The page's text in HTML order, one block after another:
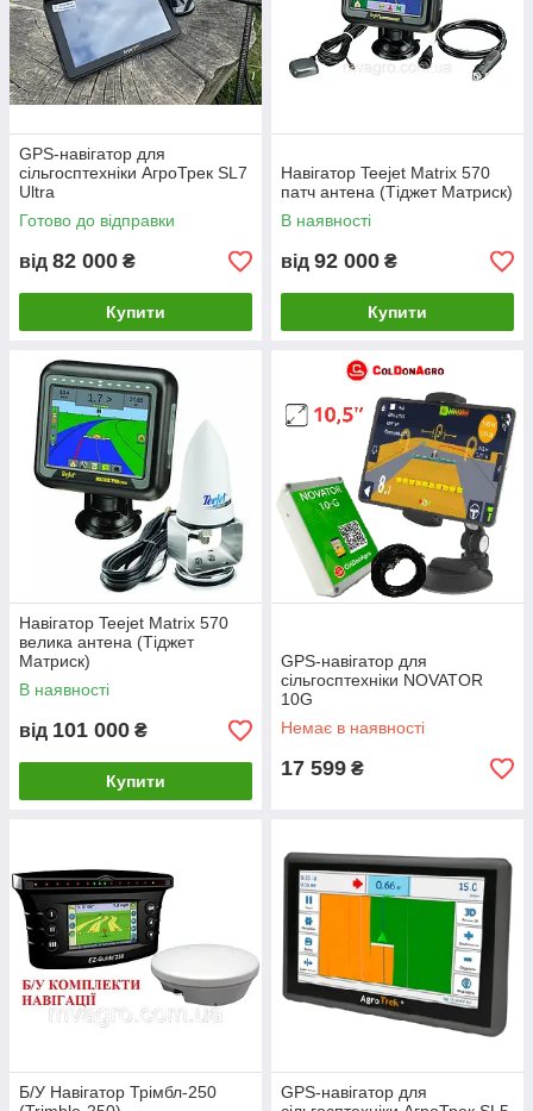
GPS-навігатор для
сільгосптехніки АгроТрек SL7
Ultra
Готово до відправки
від 82 000 ₴
Купити
Навігатор Teejet Matrix 570
патч антена (Тіджет Матриск)
В наявності
від 92 000 ₴
Купити
Навігатор Teejet Matrix 570
велика антена (Тіджет
Матриск)
В наявності
від 101 000 ₴
Купити
GPS-навігатор для
сільгосптехніки NOVATOR
10G
Немає в наявності
17 599 ₴
Б/У Навігатор Трімбл-250
GPS-навігатор для